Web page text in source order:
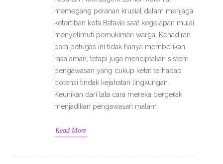
memegang peranan krusial dalam menjaga
ketertiban kota Batavia saat kegelapan mulai
menyelimuti pemukiman warga. Kehadiran
para petugas ini tidak hanya memberikan
rasa aman, tetapi juga menciptakan sistem
pengawasan yang cukup ketat terhadap
potensi tindak kejahatan lingkungan.
Keunikan dari tata cara mereka bergerak
menjadikan pengawasan malam
Read More